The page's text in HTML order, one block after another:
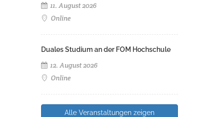
11. August 2026
Online
Duales Studium an der FOM Hochschule
12. August 2026
Online
Alle Veranstaltungen zeigen